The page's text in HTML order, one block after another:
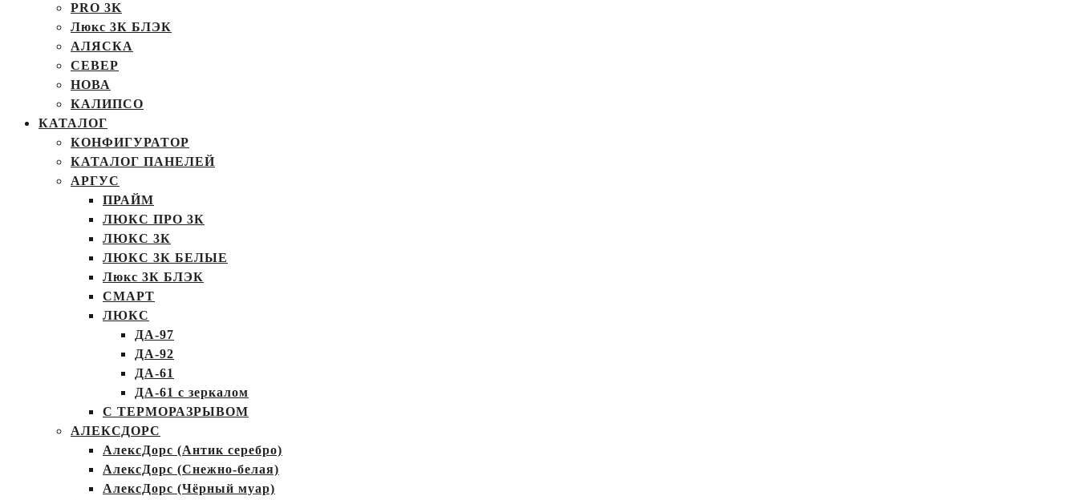
PRO 3K
Люкс 3К БЛЭК
АЛЯСКА
СЕВЕР
НОВА
КАЛИПСО
КАТАЛОГ
КОНФИГУРАТОР
КАТАЛОГ ПАНЕЛЕЙ
АРГУС
ПРАЙМ
ЛЮКС ПРО 3К
ЛЮКС 3К
ЛЮКС 3К БЕЛЫЕ
Люкс 3К БЛЭК
СМАРТ
ЛЮКС
ДА-97
ДА-92
ДА-61
ДА-61 с зеркалом
С ТЕРМОРАЗРЫВОМ
АЛЕКСДОРС
АлексДорс (Антик серебро)
АлексДорс (Снежно-белая)
АлексДорс (Чёрный муар)